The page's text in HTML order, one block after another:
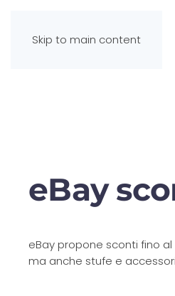
Skip to main content
eBay
eBay propone sconti fino
ma anche stufe e